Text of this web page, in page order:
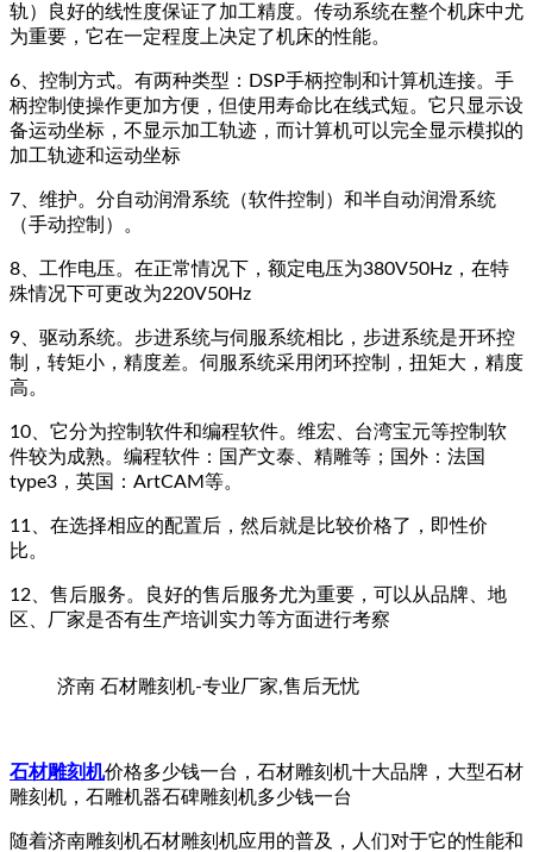
轨）良好的线性度保证了加工精度。传动系统在整个机床中尤
为重要，它在一定程度上决定了机床的性能。
6、控制方式。有两种类型：DSP手柄控制和计算机连接。手
柄控制使操作更加方便，但使用寿命比在线式短。它只显示设
备运动坐标，不显示加工轨迹，而计算机可以完全显示模拟的
加工轨迹和运动坐标
7、维护。分自动润滑系统（软件控制）和半自动润滑系统
（手动控制）。
8、工作电压。在正常情况下，额定电压为380V50Hz，在特
殊情况下可更改为220V50Hz
9、驱动系统。步进系统与伺服系统相比，步进系统是开环控
制，转矩小，精度差。伺服系统采用闭环控制，扭矩大，精度
高。
10、它分为控制软件和编程软件。维宏、台湾宝元等控制软
件较为成熟。编程软件：国产文泰、精雕等；国外：法国
type3，英国：ArtCAM等。
11、在选择相应的配置后，然后就是比较价格了，即性价
比。
12、售后服务。良好的售后服务尤为重要，可以从品牌、地
区、厂家是否有生产培训实力等方面进行考察
济南 石材雕刻机-专业厂家,售后无忧
石材雕刻机价格多少钱一台，石材雕刻机十大品牌，大型石材
雕刻机，石雕机器石碑雕刻机多少钱一台
随着济南雕刻机石材雕刻机应用的普及，人们对于它的性能和